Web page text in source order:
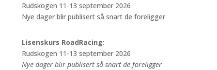
Rudskogen 11-13 september 2026
Nye dager blir publisert så snart de foreligger
Lisenskurs RoadRacing:
Rudskogen 11-13 september 2026
Nye dager blir publisert så snart de foreligger